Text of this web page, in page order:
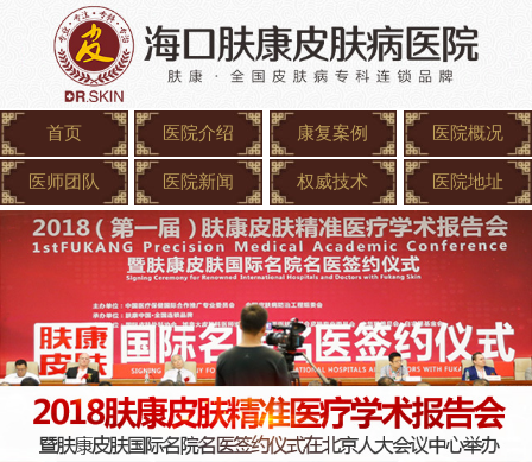
首页 医院介绍 康复案例 医院概况
医师团队 医院新闻 权威技术 医院地址